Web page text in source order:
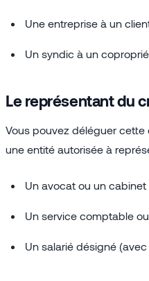
Une entreprise à un
Un syndic à un
Le représentant du
Vous pouvez déléguer
une entité autorisée à
Un avocat ou un
Un service comptable
Un salarié désigné